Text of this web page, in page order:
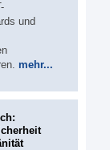
und
mehr...